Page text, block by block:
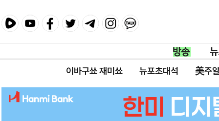
이바구쑈 재미쑈 뉴포초대석 美주